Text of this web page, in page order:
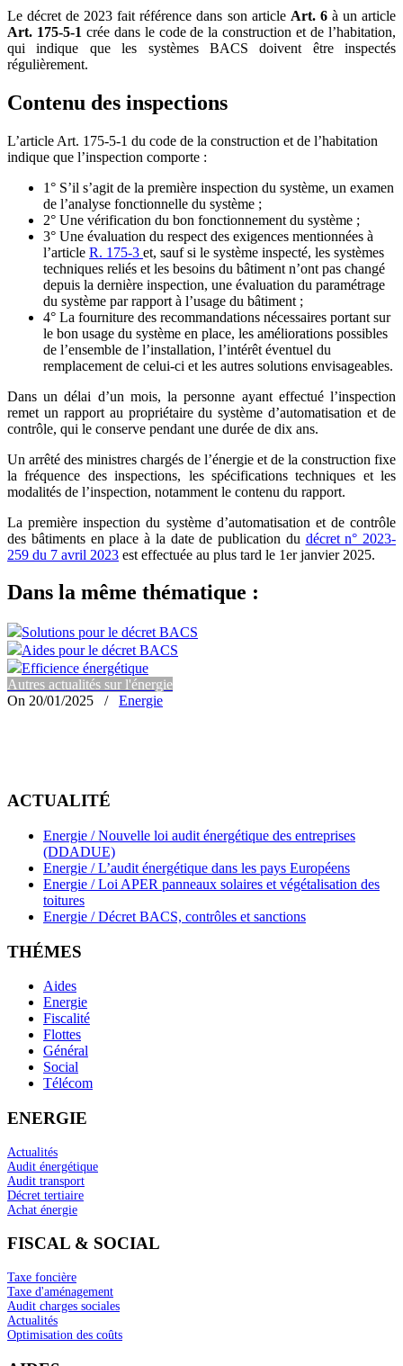
Le décret de 2023 fait référence dans son article Art. 6à un article
Art. 175-5-1 crée dans le code de la construction et de l’habitation,
qui indique que les systèmes BACS doivent être inspectés
régulièrement.
Contenu des inspections
L’article Art. 175-5-1 du code de la construction et de l’habitation
indique que l’inspection comporte :
1° S’il s’agit de la première inspection du système, un examen
de l’analyse fonctionnelle du système ;
2° Une vérification du bon fonctionnement du système ;
3° Une évaluation du respect des exigences mentionnées à
l’article R. 175-3 et, sauf si le système inspecté, les systèmes
techniques reliés et les besoins du bâtiment n’ont pas changé
depuis la dernière inspection, une évaluation du paramétrage
du système par rapport à l’usage du bâtiment ;
4° La fourniture des recommandations nécessaires portant sur
le bon usage du système en place, les améliorations possibles
de l’ensemble de l’installation, l’intérêt éventuel du
remplacement de celui-ci et les autres solutions envisageables.
Dans un délai d’un mois, la personne ayant effectué l’inspection
remet un rapport au propriétaire du système d’automatisation et de
contrôle, qui le conserve pendant une durée de dix ans.
Un arrêté des ministres chargés de l’énergie et de la construction fixe
la fréquence des inspections, les spécifications techniques et les
modalités de l’inspection, notamment le contenu du rapport.
La première inspection du système d’automatisation et de contrôle
des bâtiments en place à la date de publication du décret n° 2023-
259 du 7 avril 2023 est effectuée au plus tard le 1er janvier 2025.
Dans la même thématique :
Solutions pour le décret BACS
Aides pour le décret BACS
Efficience énergétique
Autres actualités sur l'énergie
On 20/01/2025
/ Energie
ACTUALITÉ
Energie / Nouvelle loi audit énergétique des entreprises
(DDADUE)
Energie / L’audit énergétique dans les pays Européens
Energie / Loi APER panneaux solaires et végétalisation des
toitures
Energie / Décret BACS, contrôles et sanctions
THÉMES
Aides
Energie
Fiscalité
Flottes
Général
Social
Télécom
ENERGIE
Actualités
Audit énergétique
Audit transport
Décret tertiaire
Achat énergie
FISCAL & SOCIAL
Taxe foncière
Taxe d'aménagement
Audit charges sociales
Actualités
Optimisation des coûts